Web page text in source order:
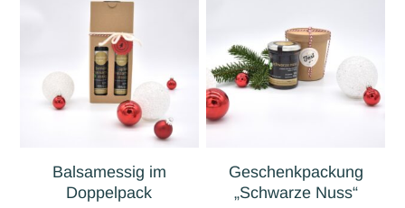
Balsamessig im
Doppelpack
Geschenkpackung
„Schwarze Nuss“